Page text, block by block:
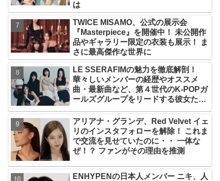
は
TWICE MISAMO、公式の展示会
『Masterpiece』を開催中！ 未公開作
品やギャラリー限定の衣装も展示！ ま
さに最高傑作な世界に
LE SSERAFIMの魅力を徹底解剖！
華々しいメンバーの経歴やオススメ
曲・最新曲など、第４世代のK-POPガ
ールズグループをリードする彼女たち
アリアナ・グランデ、Red Velvet イェ
リのインスタフォローを解除！ これま
で交流を見せていたのに・・ 一体な
ぜ！？ ファンがその理由を推測
ENHYPENの日本人メンバー ニキ、人